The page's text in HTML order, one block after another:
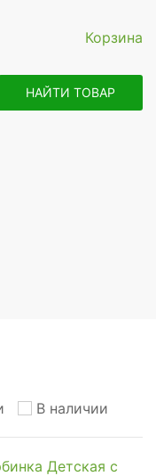
Корзина
НАЙТИ ТОВАР
В наличии